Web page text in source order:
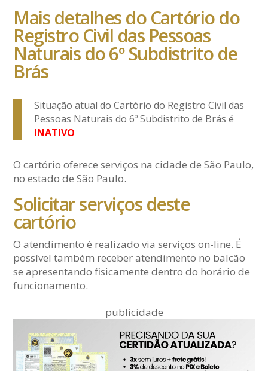
Mais detalhes do Cartório do
Registro Civil das Pessoas
Naturais do 6º Subdistrito de
Brás
Situação atual do Cartório do Registro Civil das
Pessoas Naturais do 6º Subdistrito de Brás é
INATIVO
O cartório oferece serviços na cidade de São Paulo,
no estado de São Paulo.
Solicitar serviços deste
cartório
O atendimento é realizado via serviços on-line. É
possível também receber atendimento no balcão
se apresentando fisicamente dentro do horário de
funcionamento.
publicidade